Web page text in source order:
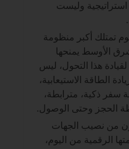
وليست
تمتلك أكبر منظومة
الأوسط يمنحها
هذا التحول، ليس
الطاقة الاستيعابية،
سفر ذكية، مترابطة،
الحجز وحتى الوصول.
من نصيب الجهات
الرقمية من اليوم،